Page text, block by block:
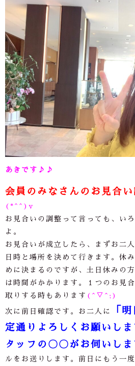
あきです♪♪
会員のみなさんのお見合い
(*^^)v
お見合いの調整って言っても、い
よ。
お見合いが成立したら、まずお二
日時と場所を決めて行きます。休
めに決まるのですが、土日休みの
は時間がかかります。１つのお見
取りする時もあります (^▽^;)
次に前日確認です。お二人に
「
定通りよろしくお願いし
タッフの〇〇がお伺いしま
ルをお送りします。前日にもう一